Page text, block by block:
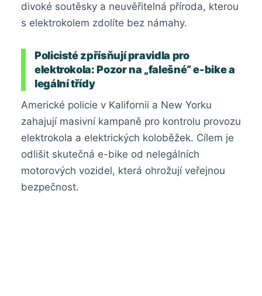
divoké soutěsky a neuvěřitelná příroda, kterou
s elektrokolem zdolíte bez námahy.
Policisté zpřísňují pravidla pro
elektrokola: Pozor na „falešné“ e-bike a
legální třídy
Americké policie v Kalifornii a New Yorku
zahajují masivní kampaně pro kontrolu provozu
elektrokola a elektrických koloběžek. Cílem je
odlišit skutečná e-bike od nelegálních
motorových vozidel, která ohrožují veřejnou
bezpečnost.